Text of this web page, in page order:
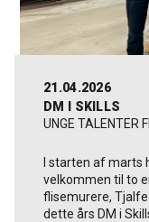
21.04.2026
DM I SKILLS
UNGE TALENTER
I starten af marts
velkommen til to
flisemurere,
dette års DM i